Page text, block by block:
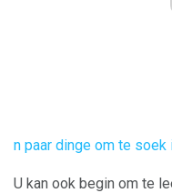
n paar dinge om te
U kan ook begin om te